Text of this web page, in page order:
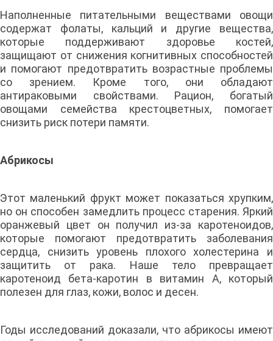
Наполненные питательными веществами овощи
содержат фолаты, кальций и другие вещества,
которые поддерживают здоровье костей,
защищают от снижения когнитивных способностей
и помогают предотвратить возрастные проблемы
со зрением. Кроме того, они обладают
антираковыми свойствами. Рацион, богатый
овощами семейства крестоцветных, помогает
снизить риск потери памяти.
Абрикосы
Этот маленький фрукт может показаться хрупким,
но он способен замедлить процесс старения. Яркий
оранжевый цвет он получил из-за каротеноидов,
которые помогают предотвратить заболевания
сердца, снизить уровень плохого холестерина и
защитить от рака. Наше тело превращает
каротеноид бета-каротин в витамин А, который
полезен для глаз, кожи, волос и десен.
Годы исследований доказали, что абрикосы имеют